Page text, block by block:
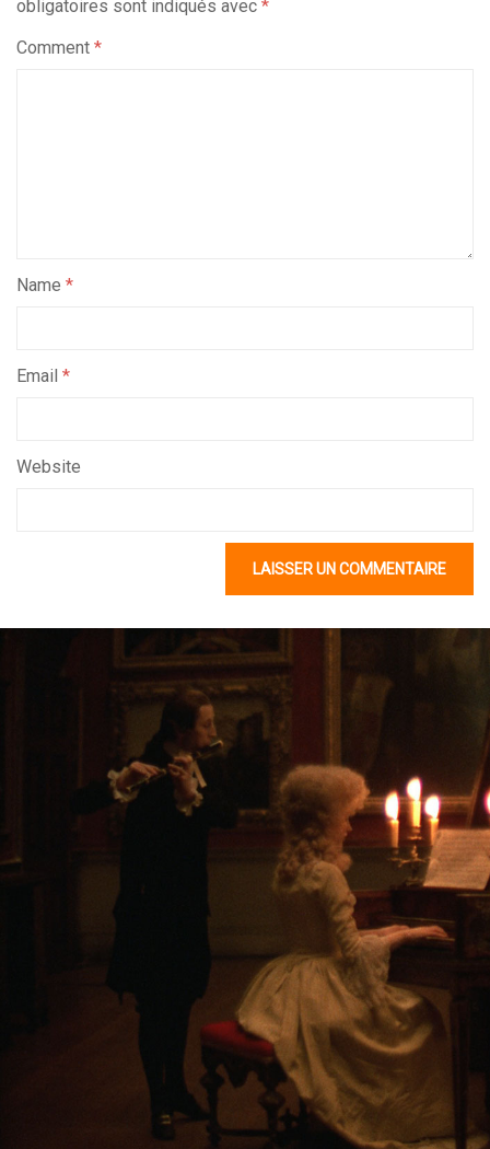
obligatoires sont indiqués avec *
Comment *
Name *
Email *
Website